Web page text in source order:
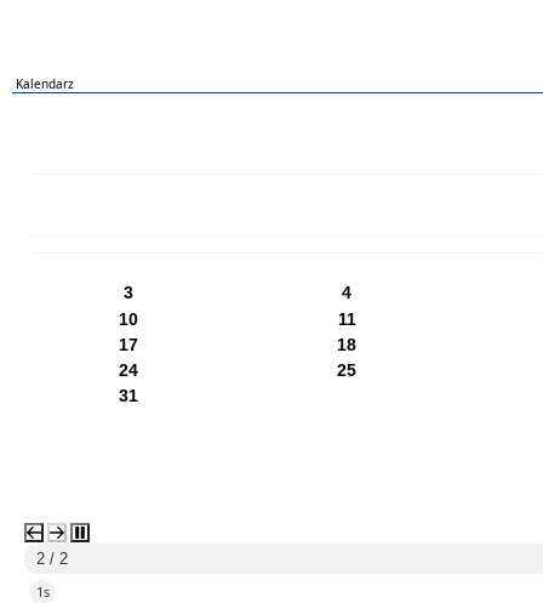
Kalendarz
3
4
10
11
17
18
24
25
31
1 / 2
4s